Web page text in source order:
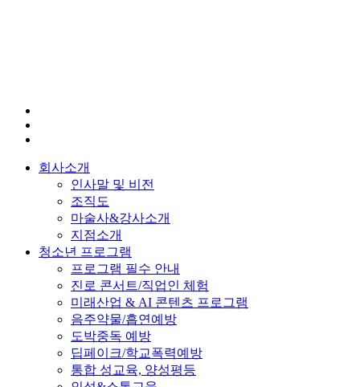
회사소개
인사말 및 비전
조직도
마술사&강사소개
지점소개
청소년 프로그램
프로그램 필수 안내
진로 콘서트/직업인 체험
미래산업 & AI 콘텐츠 프로그램
음주약물/흡연예방
도박중독 예방
딥페이크/학교폭력예방
통합 성교육, 양성평등